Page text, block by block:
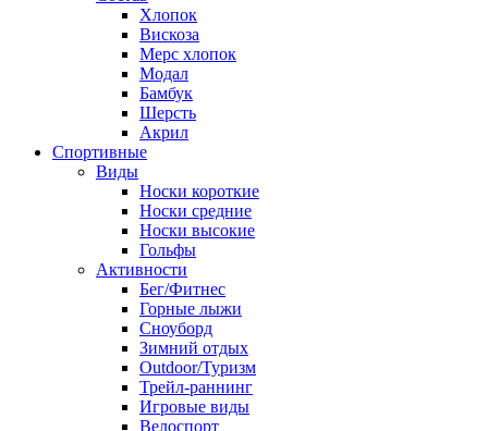
Хлопок
Вискоза
Мерс хлопок
Модал
Бамбук
Шерсть
Акрил
Спортивные
Виды
Носки короткие
Носки средние
Носки высокие
Гольфы
Активности
Бег/Фитнес
Горные лыжи
Сноуборд
Зимний отдых
Outdoor/Туризм
Трейл-раннинг
Игровые виды
Велоспорт